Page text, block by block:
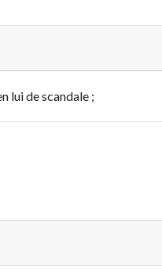
lui de scandale ;